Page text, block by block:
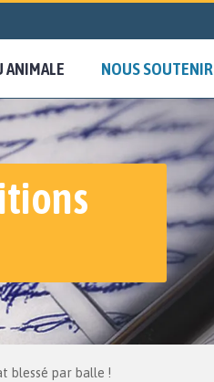
ANIMALE NOUS SOUTENIR
blessé par balle !